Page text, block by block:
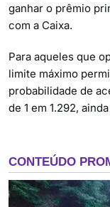
ganhar o prêmio
com a Caixa.
Para aqueles que
limite máximo
probabilidade de
de 1 em 1.292,